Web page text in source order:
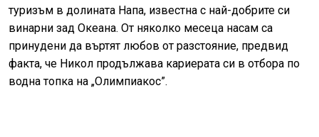
туризъм в долината Напа, известна с най-добрите си
винарни зад Океана. От няколко месеца насам са
принудени да въртят любов от разстояние, предвид
факта, че Никол продължава кариерата си в отбора по
водна топка на „Олимпиакос”.